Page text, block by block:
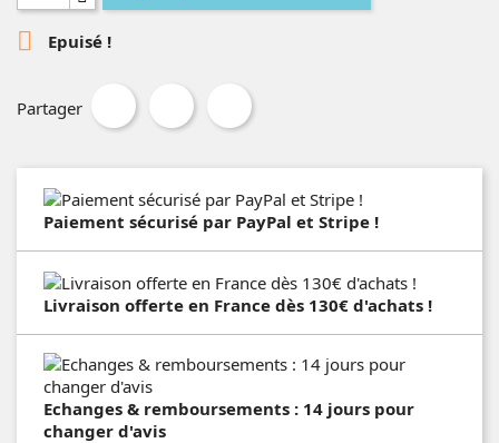
 Epuisé !
Partager
Paiement sécurisé par PayPal et Stripe !
Livraison offerte en France dès 130€ d'achats !
Echanges & remboursements : 14 jours pour
changer d'avis